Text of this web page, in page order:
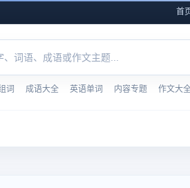
首
词 成语大全 英语单词 内容专题 作文大